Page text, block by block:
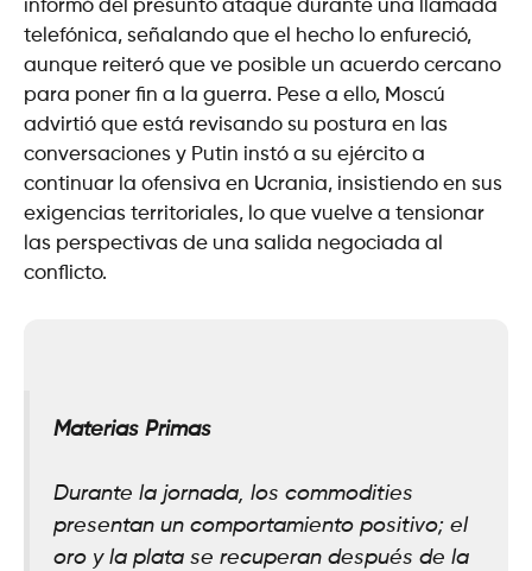
informó del presunto ataque durante una llamada
telefónica, señalando que el hecho lo enfureció,
aunque reiteró que ve posible un acuerdo cercano
para poner fin a la guerra. Pese a ello, Moscú
advirtió que está revisando su postura en las
conversaciones y Putin instó a su ejército a
continuar la ofensiva en Ucrania, insistiendo en sus
exigencias territoriales, lo que vuelve a tensionar
las perspectivas de una salida negociada al
conflicto.
Materias Primas
Durante la jornada, los commodities
presentan un comportamiento positivo; el
oro y la plata se recuperan después de la